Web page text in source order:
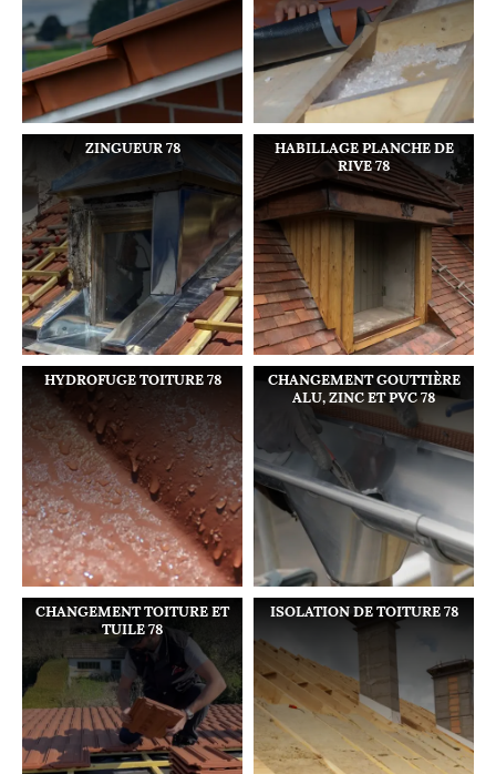
ZINGUEUR 78
HABILLAGE PLANCHE DE
RIVE 78
HYDROFUGE TOITURE 78
CHANGEMENT GOUTTIÈRE
ALU, ZINC ET PVC 78
CHANGEMENT TOITURE ET
TUILE 78
ISOLATION DE TOITURE 78